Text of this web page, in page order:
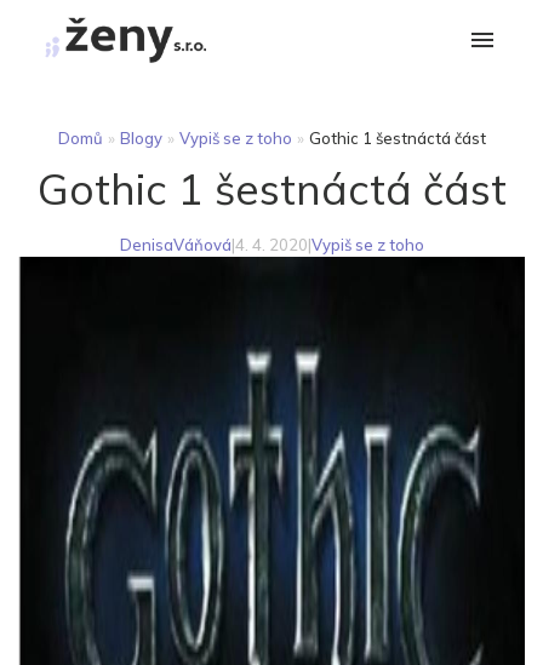
Domů » Blogy » Vypiš se z toho » Gothic 1 šestnáctá část
Gothic 1 šestnáctá část
DenisaVáňová|4. 4. 2020|Vypiš se z toho